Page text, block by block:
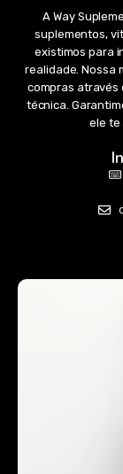
A Way
suplementos,
existimos para
realidade. Nossa
compras através
técnica.
ele te